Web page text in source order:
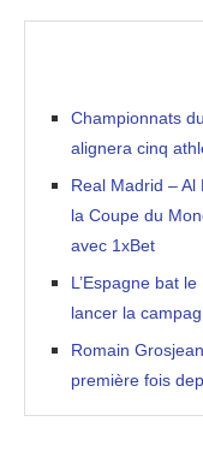
Championnats
alignera cinq
Real Madrid –
la Coupe du
avec 1xBet
L’Espagne bat
lancer la
Romain
première fois